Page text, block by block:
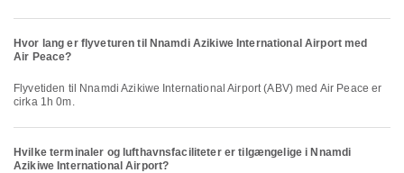
Hvor lang er flyveturen til Nnamdi Azikiwe International Airport med
Air Peace?
Flyvetiden til Nnamdi Azikiwe International Airport (ABV) med Air Peace er
cirka 1h 0m.
Hvilke terminaler og lufthavnsfaciliteter er tilgængelige i Nnamdi
Azikiwe International Airport?